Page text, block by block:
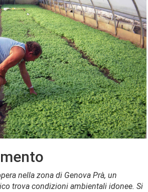
nella zona di Genova Prà, un
trova condizioni ambientali idonee. Si